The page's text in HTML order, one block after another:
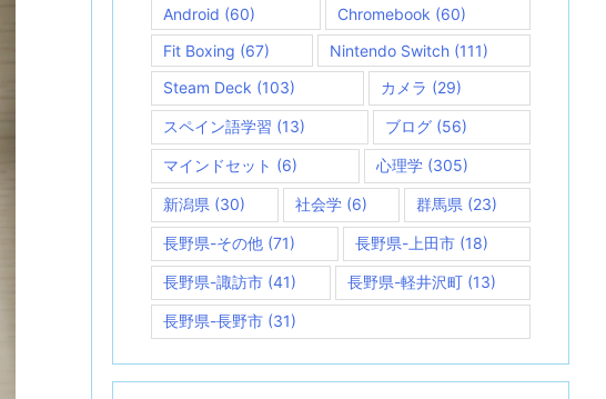
Android (60) Chromebook (60)
Fit Boxing (67) Nintendo Switch(111)
Steam Deck (103) カメラ (29)
スペイン語学習 (13) ブログ (56)
マインドセット (6) 心理学 (305)
新潟県 (30) 社会学(6) 群馬県 (23)
長野県-その他 (71) 長野県-上田市(18)
長野県-諏訪市 (41) 長野県-軽井沢町 (13)
長野県-長野市 (31)